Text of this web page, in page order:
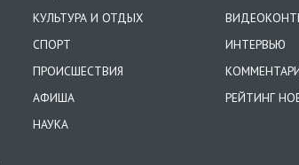
КУЛЬТУРА И ОТДЫХ
СПОРТ
ПРОИСШЕСТВИЯ
АФИША
НАУКА
ИНТЕРВЬЮ
РЕЙТИНГ